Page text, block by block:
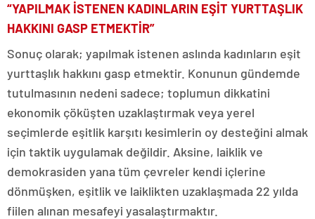
“YAPILMAK İSTENEN KADINLARIN EŞİT YURTTAŞLIK
HAKKINI GASP ETMEKTİR”
Sonuç olarak; yapılmak istenen aslında kadınların eşit
yurttaşlık hakkını gasp etmektir. Konunun gündemde
tutulmasının nedeni sadece; toplumun dikkatini
ekonomik çöküşten uzaklaştırmak veya yerel
seçimlerde eşitlik karşıtı kesimlerin oy desteğini almak
için taktik uygulamak değildir. Aksine, laiklik ve
demokrasiden yana tüm çevreler kendi içlerine
dönmüşken, eşitlik ve laiklikten uzaklaşmada 22 yılda
fiilen alınan mesafeyi yasalaştırmaktır.